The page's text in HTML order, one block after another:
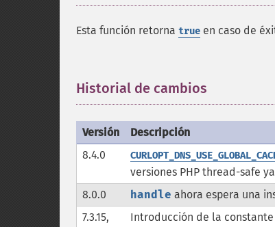
Esta función retorna true en caso de
Historial de cambios
Versión
Descripción
8.4.0
versiones PHP thread-safe
8.0.0
handle ahora espera una
7.3.15,
Introducción de la constante